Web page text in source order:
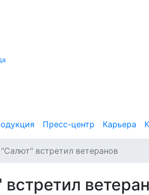
Пресс-центр Карьера
"Салют" встретил ветеранов